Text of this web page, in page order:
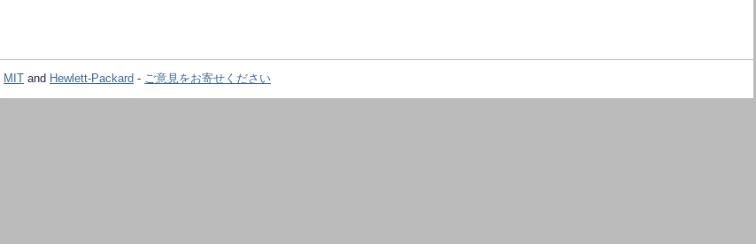
MIT and Hewlett-Packard - ご意見をお寄せください